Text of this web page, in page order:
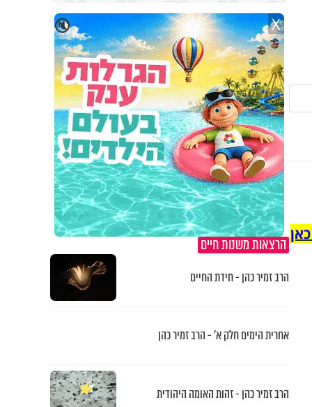
🔇 X
הרצאות משנות חיים
הרב זמיר כהן - חידת החיים
אחרית הימים חלק א’ - הרב זמיר כהן
הרב זמיר כהן - זהות האומה היהודית